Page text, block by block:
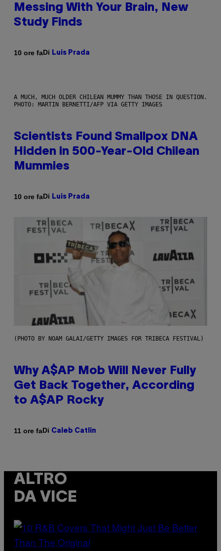
Messing With Your Brain, New
Study Finds
10 ore faDi Luis Prada
A MUCH, MUCH OLDER CHILEAN MUMMY THAN THOSE IN QUESTION.
PHOTO: MARTIN BERNETTI/AFP VIA GETTY IMAGES
Scientists Found Smallpox DNA
Hidden in 500-Year-Old Chilean
Mummies
10 ore faDi Luis Prada
(PHOTO BY NOAM GALAI/GETTY IMAGES FOR TRIBECA FESTIVAL)
Why A$AP Mob Will Never Fully
Get Back Together, According
to A$AP Rocky
11 ore faDi Caleb Catlin
ALTRO
DA VICE